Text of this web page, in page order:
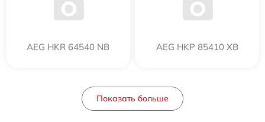
AEG HKR 64540 NB AEG HKP 85410 XB
Показать больше